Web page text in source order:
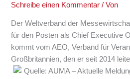
Schreibe einen Kommentar / Von
Der Weltverband der
für den Posten als Chief Executive
kommt vom AEO, Verband für
Großbritannien, den er seit 2014
Quelle: AUMA – Aktuelle